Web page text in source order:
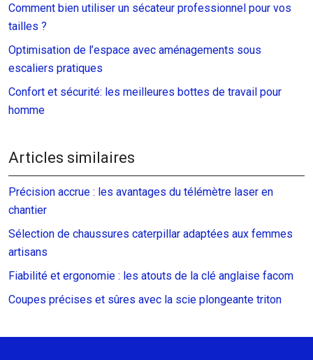
Comment bien utiliser un sécateur professionnel pour vos
tailles ?
Optimisation de l’espace avec aménagements sous
escaliers pratiques
Confort et sécurité: les meilleures bottes de travail pour
homme
Articles similaires
Précision accrue : les avantages du télémètre laser en
chantier
Sélection de chaussures caterpillar adaptées aux femmes
artisans
Fiabilité et ergonomie : les atouts de la clé anglaise facom
Coupes précises et sûres avec la scie plongeante triton